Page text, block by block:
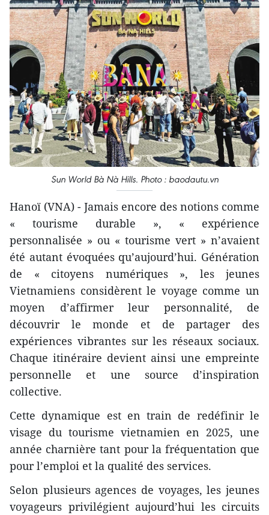
Sun World Bà Nà Hills. Photo : baodautu.vn
Hanoï (VNA) - Jamais encore des notions comme
« tourisme durable », « expérience
personnalisée » ou « tourisme vert » n’avaient
été autant évoquées qu’aujourd’hui. Génération
de « citoyens numériques », les jeunes
Vietnamiens considèrent le voyage comme un
moyen d’affirmer leur personnalité, de
découvrir le monde et de partager des
expériences vibrantes sur les réseaux sociaux.
Chaque itinéraire devient ainsi une empreinte
personnelle et une source d’inspiration
collective.
Cette dynamique est en train de redéfinir le
visage du tourisme vietnamien en 2025, une
année charnière tant pour la fréquentation que
pour l’emploi et la qualité des services.
Selon plusieurs agences de voyages, les jeunes
voyageurs privilégient aujourd’hui les circuits